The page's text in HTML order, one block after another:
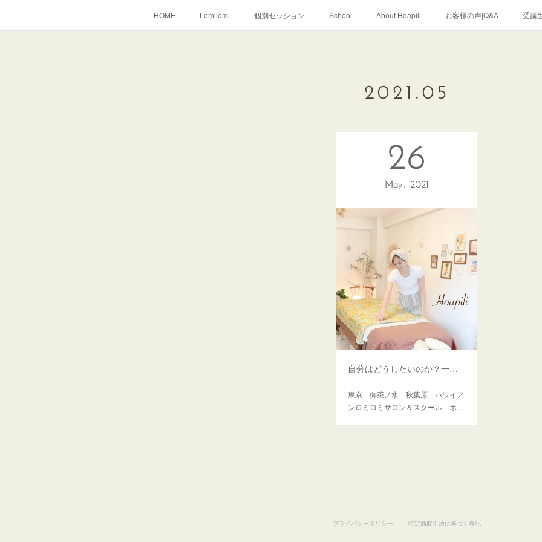
HOME Lomilomi 個別セッション School About Hoapili お客様の声|Q&A 受講
2021 . 05
26
May 2021
自分はどうしたいのか？一番に考えられていますか？
東京 御茶ノ水 秋葉原 ハワイア
ンロミロミサロン＆スクール ホ…
プライバシーポリシー 特定商取引法に基づく表記